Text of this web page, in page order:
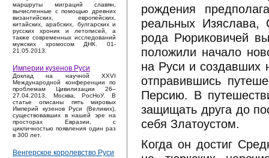
маршруты миграций славян,
вычисленные с помощью древних
византийских, европейских,
китайских, арабских, булгарских и
русских хроник и летописей, а
также современных исследований
мужских хромосом ДНК. 01-
21.05.2013.
Империи кузенов Руси
Доклад на научной XXVI
Международной конференции по
проблемам Цивилизации 26–
27.04.2013, Москва, РосНоУ. В
статье описаны пять мировых
Империй кузенов Руси (Великих),
существовавших в нашей эре на
просторах Евразии, с
цикличностью появления один раз
в 300 лет.
Венгерское королевство Руси
рождения
реальных Изяслава,
рода Рюриковичей
положили начало
на Руси и создавших
отправившись
Персию. В
защищать друга до
себя Златоустом.
Когда он достиг